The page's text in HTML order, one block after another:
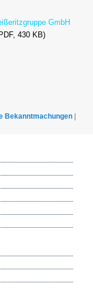
GmbH
430 KB)
Bekanntmachungen |